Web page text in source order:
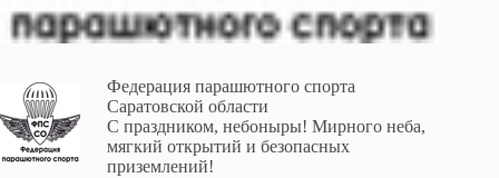
Федерация парашютного спорта
Саратовской области
С праздником, небоныры! Мирного неба,
мягкий открытий и безопасных
приземлений!